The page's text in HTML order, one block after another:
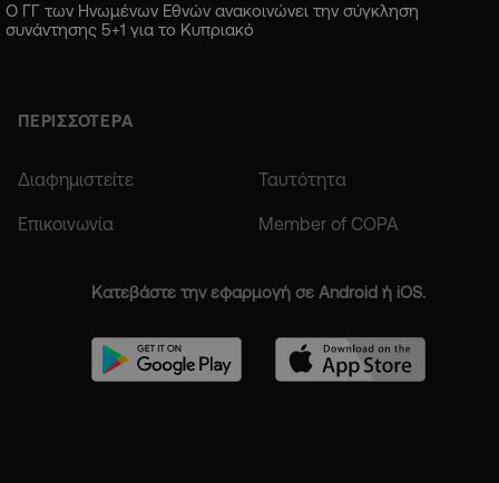
Ο ΓΓ των Ηνωμένων Εθνών ανακοινώνει την σύγκληση
συνάντησης 5+1 για το Κυπριακό
ΠΕΡΙΣΣΟΤΕΡΑ
Διαφημιστείτε Ταυτότητα
Επικοινωνία Member of COPA
Κατεβάστε την εφαρμογή σε Android ή iOS.